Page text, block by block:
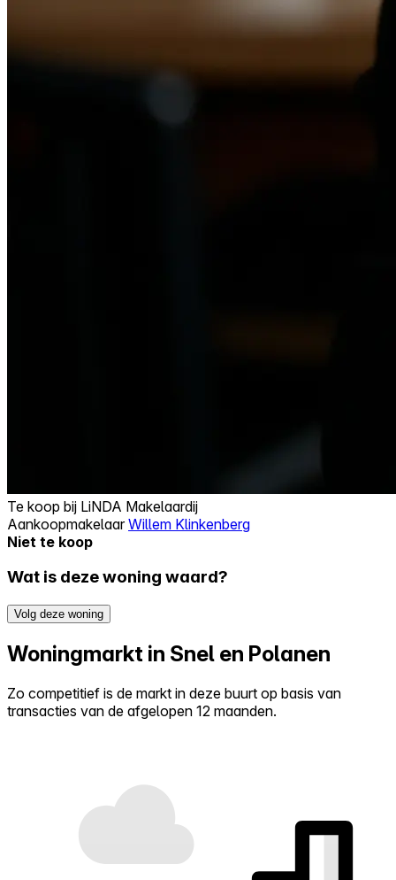
Te koop bij LiNDA Makelaardij
AankoopmakelaarWillem Klinkenberg
Niet te koop
Wat is deze woning waard?
Volg deze woning
Woningmarkt in Snel en Polanen
Zo competitief is de markt in deze buurt op basis van
transacties van de afgelopen 12 maanden.